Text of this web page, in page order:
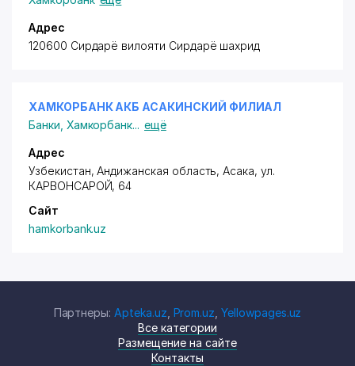
Адрес
120600 Сирдарё вилояти Сирдарё шахрид
ХАМКОРБАНК АКБ АСАКИНСКИЙ ФИЛИАЛ
Банки Хамкорбанк... ещё
Адрес
Узбекистан, Андижанская область, Асака, ул.
КАРВОНСАРОЙ, 64
Сайт
hamkorbank.uz
Партнеры: Apteka.uz Prom.uz ,Yellowpages.uz
Все категории
Размещение на сайте
Контакты